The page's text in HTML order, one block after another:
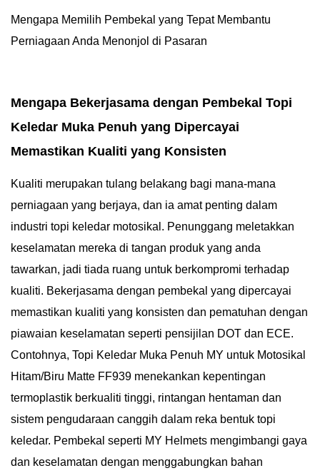
Mengapa Memilih Pembekal yang Tepat Membantu
Perniagaan Anda Menonjol di Pasaran
Mengapa Bekerjasama dengan Pembekal Topi
Keledar Muka Penuh yang Dipercayai
Memastikan Kualiti yang Konsisten
Kualiti merupakan tulang belakang bagi mana-mana
perniagaan yang berjaya, dan ia amat penting dalam
industri topi keledar motosikal. Penunggang meletakkan
keselamatan mereka di tangan produk yang anda
tawarkan, jadi tiada ruang untuk berkompromi terhadap
kualiti. Bekerjasama dengan pembekal yang dipercayai
memastikan kualiti yang konsisten dan pematuhan dengan
piawaian keselamatan seperti pensijilan DOT dan ECE.
Contohnya, Topi Keledar Muka Penuh MY untuk Motosikal
Hitam/Biru Matte FF939 menekankan kepentingan
termoplastik berkualiti tinggi, rintangan hentaman dan
sistem pengudaraan canggih dalam reka bentuk topi
keledar. Pembekal seperti MY Helmets mengimbangi gaya
dan keselamatan dengan menggabungkan bahan